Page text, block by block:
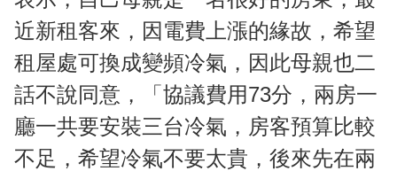
近新租客來，因電費上漲的緣故，希望
租屋處可換成變頻冷氣，因此母親也二
話不說同意，「協議費用73分，兩房一
廳一共要安裝三台冷氣，房客預算比較
不足，希望冷氣不要太貴，後來先在兩